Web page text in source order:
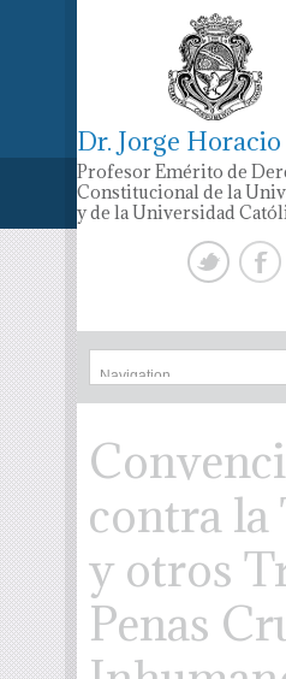
Dr. Jorge
Profesor Emérito de
Constitucional de la
y de la Universidad
contra
y otros
Penas